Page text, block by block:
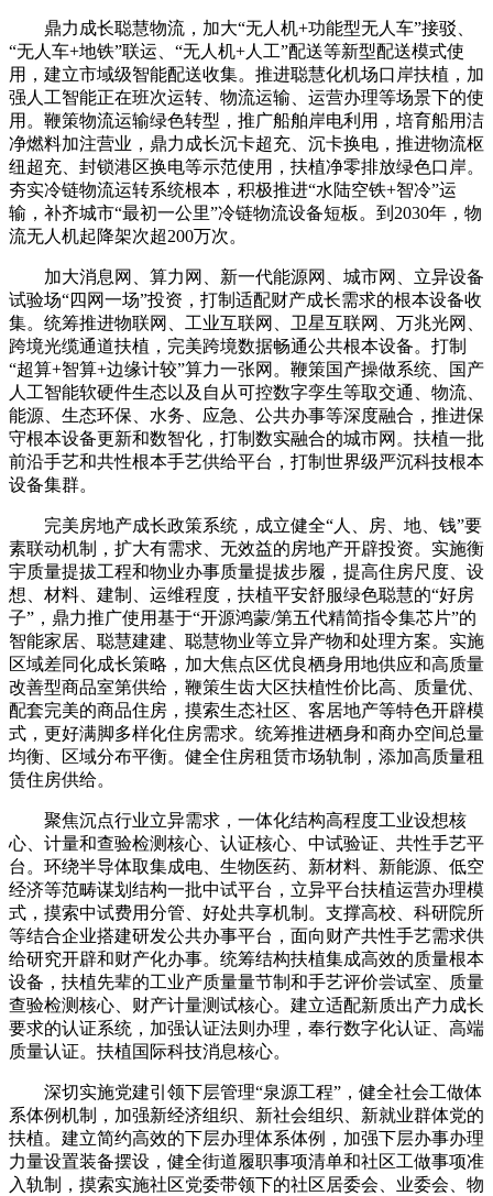
鼎力成长聪慧物流，加大“无人机+功能型无人车”接驳、
“无人车+地铁”联运、“无人机+人工”配送等新型配送模式使
用，建立市域级智能配送收集。推进聪慧化机场口岸扶植，加
强人工智能正在班次运转、物流运输、运营办理等场景下的使
用。鞭策物流运输绿色转型，推广船舶岸电利用，培育船用洁
净燃料加注营业，鼎力成长沉卡超充、沉卡换电，推进物流枢
纽超充、封锁港区换电等示范使用，扶植净零排放绿色口岸。
夯实冷链物流运转系统根本，积极推进“水陆空铁+智冷”运
输，补齐城市“最初一公里”冷链物流设备短板。到2030年，物
流无人机起降架次超200万次。
加大消息网、算力网、新一代能源网、城市网、立异设备
试验场“四网一场”投资，打制适配财产成长需求的根本设备收
集。统筹推进物联网、工业互联网、卫星互联网、万兆光网、
跨境光缆通道扶植，完美跨境数据畅通公共根本设备。打制
“超算+智算+边缘计较”算力一张网。鞭策国产操做系统、国产
人工智能软硬件生态以及自从可控数字孪生等取交通、物流、
能源、生态环保、水务、应急、公共办事等深度融合，推进保
守根本设备更新和数智化，打制数实融合的城市网。扶植一批
前沿手艺和共性根本手艺供给平台，打制世界级严沉科技根本
设备集群。
完美房地产成长政策系统，成立健全“人、房、地、钱”要
素联动机制，扩大有需求、无效益的房地产开辟投资。实施衡
宇质量提拔工程和物业办事质量提拔步履，提高住房尺度、设
想、材料、建制、运维程度，扶植平安舒服绿色聪慧的“好房
子”，鼎力推广使用基于“开源鸿蒙/第五代精简指令集芯片”的
智能家居、聪慧建建、聪慧物业等立异产物和处理方案。实施
区域差同化成长策略，加大焦点区优良栖身用地供应和高质量
改善型商品室第供给，鞭策生齿大区扶植性价比高、质量优、
配套完美的商品住房，摸索生态社区、客居地产等特色开辟模
式，更好满脚多样化住房需求。统筹推进栖身和商办空间总量
均衡、区域分布平衡。健全住房租赁市场轨制，添加高质量租
赁住房供给。
聚焦沉点行业立异需求，一体化结构高程度工业设想核
心、计量和查验检测核心、认证核心、中试验证、共性手艺平
台。环绕半导体取集成电、生物医药、新材料、新能源、低空
经济等范畴谋划结构一批中试平台，立异平台扶植运营办理模
式，摸索中试费用分管、好处共享机制。支撑高校、科研院所
等结合企业搭建研发公共办事平台，面向财产共性手艺需求供
给研究开辟和财产化办事。统筹结构扶植集成高效的质量根本
设备，扶植先辈的工业产质量量节制和手艺评价尝试室、质量
查验检测核心、财产计量测试核心。建立适配新质出产力成长
要求的认证系统，加强认证法则办理，奉行数字化认证、高端
质量认证。扶植国际科技消息核心。
深切实施党建引领下层管理“泉源工程”，健全社会工做体
系体例机制，加强新经济组织、新社会组织、新就业群体党的
扶植。建立简约高效的下层办理体系体例，加强下层办事办理
力量设置装备摆设，健全街道履职事项清单和社区工做事项准
入轨制，摸索实施社区党委带领下的社区居委会、业委会、物